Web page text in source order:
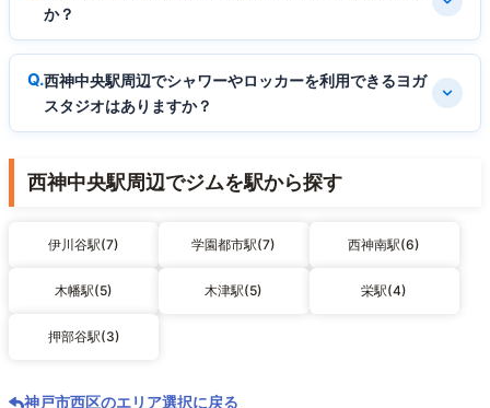
か？
西神中央駅周辺でシャワーやロッカーを利用できるヨガ
スタジオはありますか？
西神中央駅周辺でジムを駅から探す
伊川谷駅(7) 学園都市駅(7) 西神南駅(6)
木幡駅(5) 木津駅(5) 栄駅(4)
押部谷駅(3)
神戸市西区のエリア選択に戻る